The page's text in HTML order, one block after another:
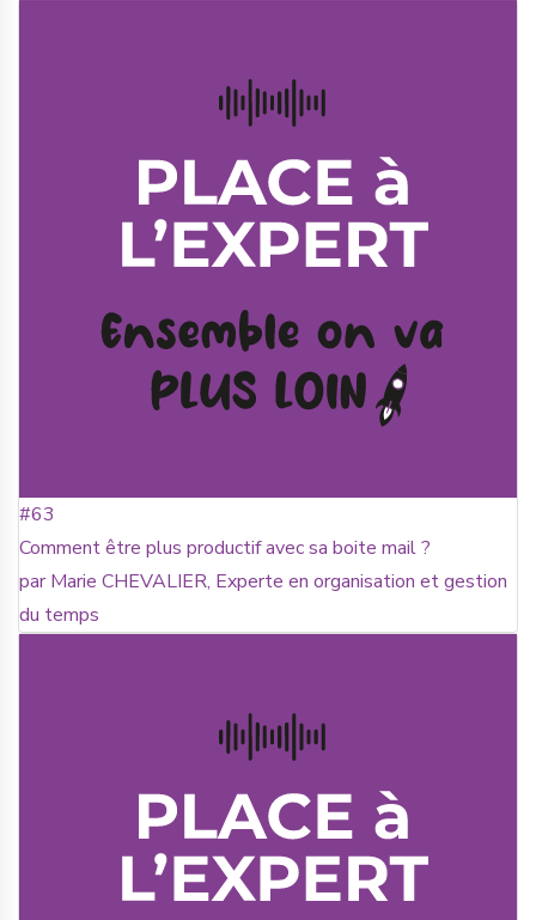
#63
Comment être plus productif avec sa boite mail ?
par Marie CHEVALIER, Experte en organisation et gestion
du temps